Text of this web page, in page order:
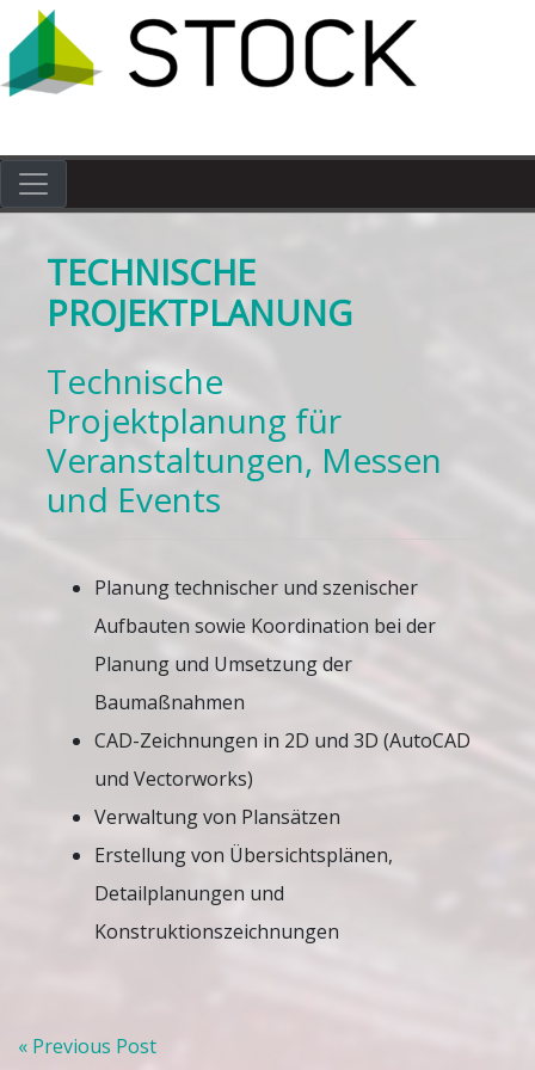
to
content
TECHNISCHE
PROJEKTPLANUNG
Technische
Projektplanung für
Veranstaltungen, Messen
und Events
Planung technischer und szenischer
Aufbauten sowie Koordination bei der
Planung und Umsetzung der
Baumaßnahmen
CAD-Zeichnungen in 2D und 3D (AutoCAD
und Vectorworks)
Verwaltung von Plansätzen
Erstellung von Übersichtsplänen,
Detailplanungen und
Konstruktionszeichnungen
Beitrags-
« Previous Post